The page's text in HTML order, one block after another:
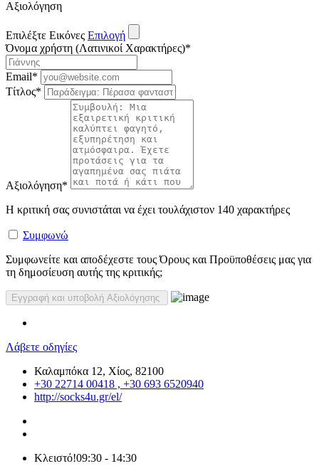
Αξιολόγηση
Επιλέξτε Εικόνες Επιλογή
Όνομα χρήστη (Λατινικοί Χαρακτήρες)*
Email*
Τίτλος*
Αξιολόγηση*
Η κριτική σας συνιστάται να έχει τουλάχιστον 140 χαρακτήρες
Συμφωνώ
Συμφωνείτε και αποδέχεστε τους Όρους και Προϋποθέσεις μας για
τη δημοσίευση αυτής της κριτικής;
Λάβετε οδηγίες
Καλαμπόκα 12, Χίος, 82100
+30 22714 00418 , +30 693 6520940
http://socks4u.gr/el/
Κλειστό!09:30 - 14:30